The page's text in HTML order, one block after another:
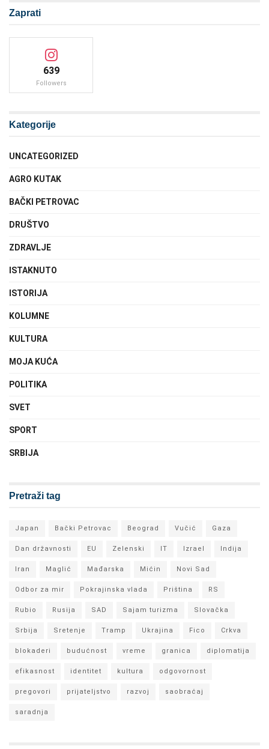
Zaprati
639
Followers
Kategorije
UNCATEGORIZED
AGRO KUTAK
BAČKI PETROVAC
DRUŠTVO
ZDRAVLJE
ISTAKNUTO
ISTORIJA
KOLUMNE
KULTURA
MOJA KUĆA
POLITIKA
SVET
SPORT
SRBIJA
Pretraži tag
Japan Bački Petrovac Beograd Vučić Gaza
Dan državnosti EU Zelenski IT Izrael Indija
Iran Maglić Mađarska Mićin Novi Sad
Odbor za mir Pokrajinska vlada Priština RS
Rubio Rusija SAD Sajam turizma Slovačka
Srbija Sretenje Tramp Ukrajina Fico Crkva
blokaderi budućnost vreme granica diplomatija
efikasnost identitet kultura odgovornost
pregovori prijateljstvo razvoj saobraćaj
saradnja